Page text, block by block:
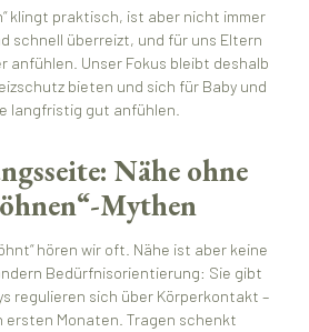
klingt praktisch, ist aber nicht immer
schnell überreizt, und für uns Eltern
anfühlen. Unser Fokus bleibt deshalb
bieten und sich für Baby und
langfristig gut anfühlen.
Nähe ohne
Mythen
hören wir oft. Nähe ist aber keine
Bedürfnisorientierung: Sie gibt
regulieren sich über Körperkontakt –
ersten Monaten. Tragen schenkt